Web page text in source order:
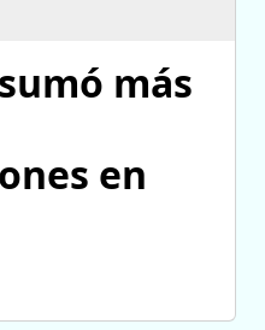
más
en